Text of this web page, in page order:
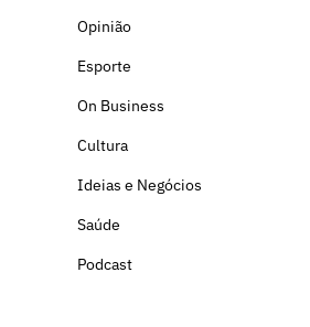
Opinião
Esporte
On Business
Cultura
Ideias e Negócios
Saúde
Podcast